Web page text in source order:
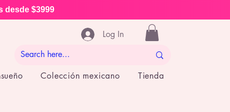
desde $3999
Log In
Colección mexicano Tienda